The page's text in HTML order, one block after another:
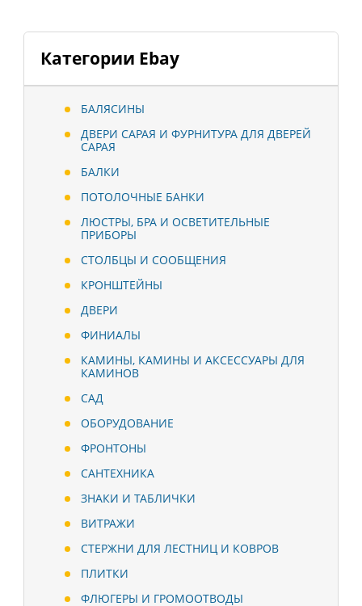
Категории Ebay
БАЛЯСИНЫ
ДВЕРИ САРАЯ И ФУРНИТУРА ДЛЯ ДВЕРЕЙ
САРАЯ
БАЛКИ
ПОТОЛОЧНЫЕ БАНКИ
ЛЮСТРЫ, БРА И ОСВЕТИТЕЛЬНЫЕ
ПРИБОРЫ
СТОЛБЦЫ И СООБЩЕНИЯ
КРОНШТЕЙНЫ
ДВЕРИ
ФИНИАЛЫ
КАМИНЫ, КАМИНЫ И АКСЕССУАРЫ ДЛЯ
КАМИНОВ
САД
ОБОРУДОВАНИЕ
ФРОНТОНЫ
САНТЕХНИКА
ЗНАКИ И ТАБЛИЧКИ
ВИТРАЖИ
СТЕРЖНИ ДЛЯ ЛЕСТНИЦ И КОВРОВ
ПЛИТКИ
ФЛЮГЕРЫ И ГРОМООТВОДЫ